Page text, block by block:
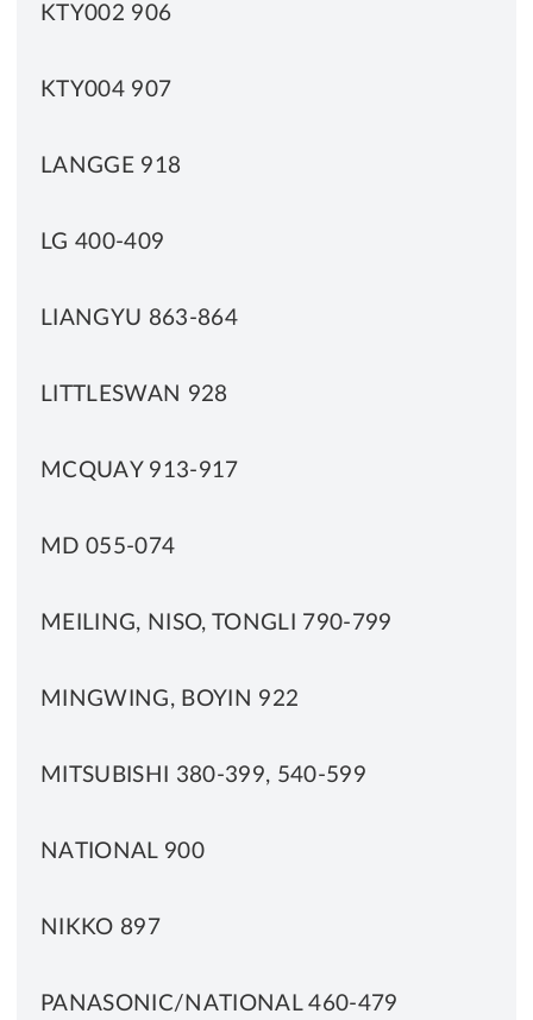
KTY002 906
KTY004 907
LANGGE 918
LG 400-409
LIANGYU 863-864
LITTLESWAN 928
MCQUAY 913-917
MD 055-074
MEILING, NISO, TONGLI 790-799
MINGWING, BOYIN 922
MITSUBISHI 380-399, 540-599
NATIONAL 900
NIKKO 897
PANASONIC/NATIONAL 460-479